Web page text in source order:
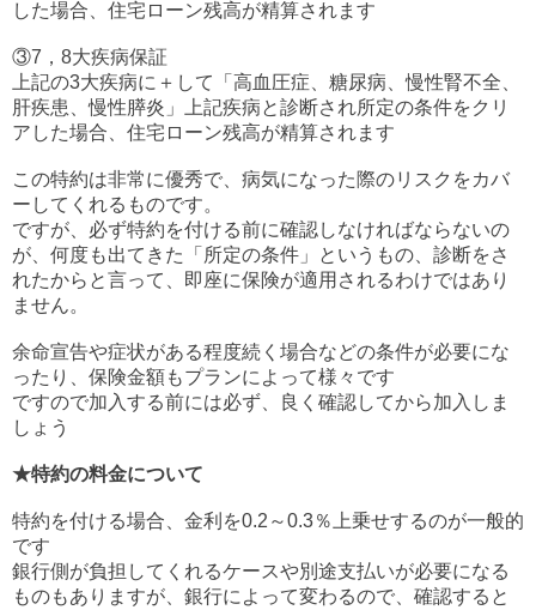
した場合、住宅ローン残高が精算されます
③7，8大疾病保証
上記の3大疾病に＋して「高血圧症、糖尿病、慢性腎不全、
肝疾患、慢性膵炎」上記疾病と診断され所定の条件をクリ
アした場合、住宅ローン残高が精算されます
この特約は非常に優秀で、病気になった際のリスクをカバ
ーしてくれるものです。
ですが、必ず特約を付ける前に確認しなければならないの
が、何度も出てきた「所定の条件」というもの、診断をさ
れたからと言って、即座に保険が適用されるわけではあり
ません。
余命宣告や症状がある程度続く場合などの条件が必要にな
ったり、保険金額もプランによって様々です
ですので加入する前には必ず、良く確認してから加入しま
しょう
★特約の料金について
特約を付ける場合、金利を0.2～0.3％上乗せするのが一般的
です
銀行側が負担してくれるケースや別途支払いが必要になる
ものもありますが、銀行によって変わるので、確認すると